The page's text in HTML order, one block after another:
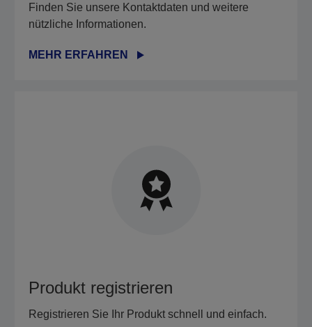
Finden Sie unsere Kontaktdaten und weitere
nützliche Informationen.
MEHR ERFAHREN
Produkt registrieren
Registrieren Sie Ihr Produkt schnell und einfach.